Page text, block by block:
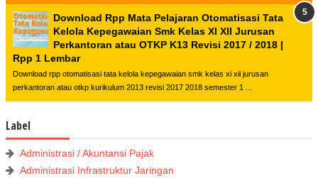
Download Rpp Mata Pelajaran Otomatisasi Tata
Kelola Kepegawaian Smk Kelas XI XII Jurusan
Perkantoran atau OTKP K13 Revisi 2017 / 2018 |
Rpp 1 Lembar
Download rpp otomatisasi tata kelola kepegawaian smk kelas xi xii jurusan
perkantoran atau otkp kurikulum 2013 revisi 2017 2018 semester 1 ...
Label
Administrasi / Akuntansi Pajak
Administrasi Infrastruktur Jaringan